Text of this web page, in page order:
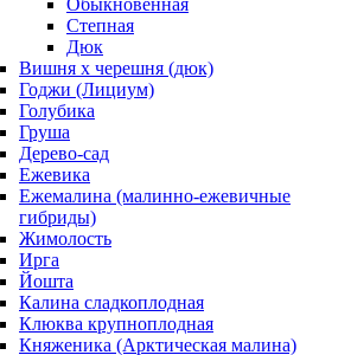
Обыкновенная
Степная
Дюк
Вишня х черешня (дюк)
Годжи (Лициум)
Голубика
Груша
Дерево-сад
Ежевика
Ежемалина (малинно-ежевичные
гибриды)
Жимолость
Ирга
Йошта
Калина сладкоплодная
Клюква крупноплодная
Княженика (Арктическая малина)